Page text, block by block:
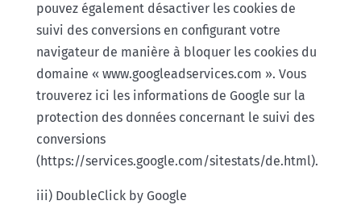
pouvez également désactiver les cookies de
suivi des conversions en configurant votre
navigateur de manière à bloquer les cookies du
domaine « www.googleadservices.com ». Vous
trouverez ici les informations de Google sur la
protection des données concernant le suivi des
conversions
(https://services.google.com/sitestats/de.html).
iii) DoubleClick by Google